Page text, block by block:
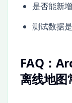
是否能新
测试数据
FAQ：
离线地图